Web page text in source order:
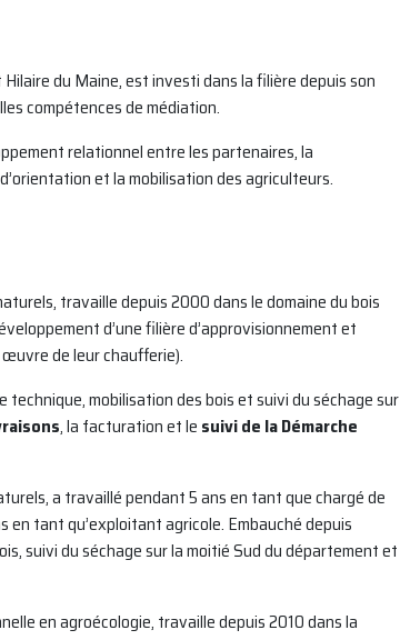
du Maine, est investi dans la filière depuis son
compétences de médiation.
relationnel entre les partenaires, la
et la mobilisation des agriculteurs.
travaille depuis 2000 dans le domaine du bois
d’une filière d’approvisionnement et
de leur chaufferie).
mobilisation des bois et suivi du séchage sur
, la facturation et le suivi de la Démarche
a travaillé pendant 5 ans en tant que chargé de
en tant qu’exploitant agricole. Embauché depuis
suivi du séchage sur la moitié Sud du département et
en agroécologie, travaille depuis 2010 dans la